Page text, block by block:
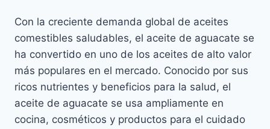
Con la creciente demanda global de aceites
comestibles saludables, el aceite de aguacate se
ha convertido en uno de los aceites de alto valor
más populares en el mercado. Conocido por sus
ricos nutrientes y beneficios para la salud, el
aceite de aguacate se usa ampliamente en
cocina, cosméticos y productos para el cuidado